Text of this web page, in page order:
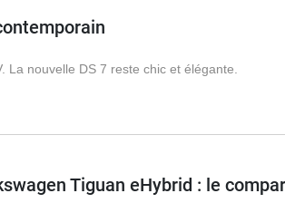
La nouvelle DS 7 reste chic et élégante.
Tiguan eHybrid : le